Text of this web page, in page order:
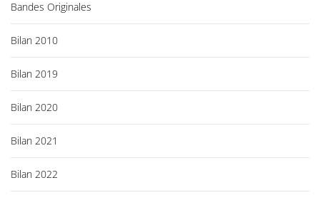
Bandes Originales
Bilan 2010
Bilan 2019
Bilan 2020
Bilan 2021
Bilan 2022